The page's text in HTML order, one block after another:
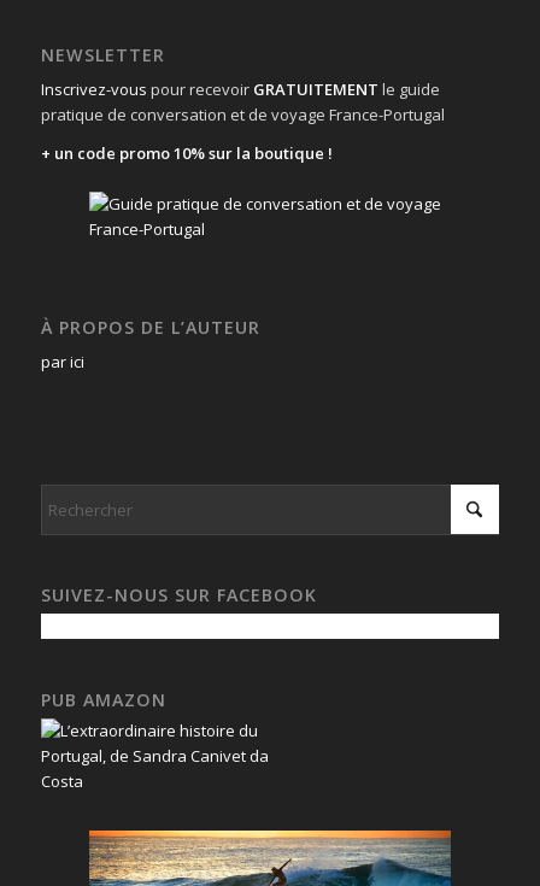
NEWSLETTER
Inscrivez-vous pour recevoir GRATUITEMENT le guide
pratique de conversation et de voyage France-Portugal
+ un code promo 10% sur la boutique !
À PROPOS DE L’AUTEUR
par ici
SUIVEZ-NOUS SUR FACEBOOK
PUB AMAZON